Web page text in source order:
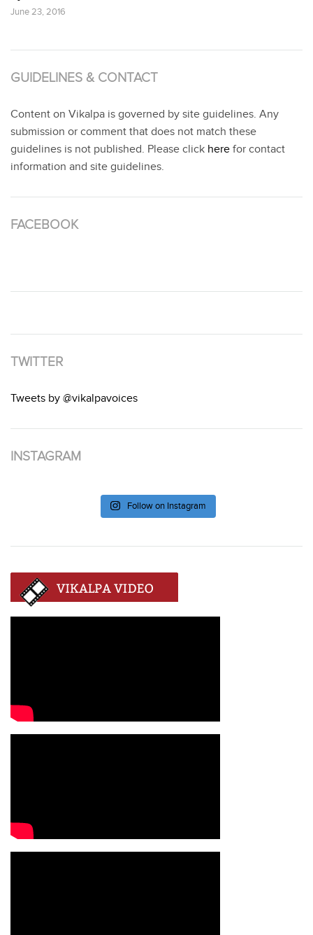
June 23, 2016
GUIDELINES & CONTACT
Content on Vikalpa is governed by site guidelines. Any
submission or comment that does not match these
guidelines is not published. Please click here for contact
information and site guidelines.
FACEBOOK
TWITTER
Tweets by @vikalpavoices
INSTAGRAM
Follow on Instagram